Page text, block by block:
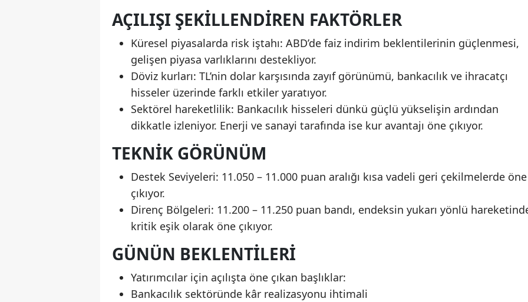
AÇILIŞI ŞEKILLENDIREN FAKTÖRLER
Küresel piyasalarda risk iştahı: ABD’de faiz indirim beklentilerinin güçlenmesi,
gelişen piyasa varlıklarını destekliyor.
Döviz kurları: TL’nin dolar karşısında zayıf görünümü, bankacılık ve ihracatçı
hisseler üzerinde farklı etkiler yaratıyor.
Sektörel hareketlilik: Bankacılık hisseleri dünkü güçlü yükselişin ardından
dikkatle izleniyor. Enerji ve sanayi tarafında ise kur avantajı öne çıkıyor.
TEKNIK GÖRÜNÜM
Destek Seviyeleri: 11.050 – 11.000 puan aralığı kısa vadeli geri çekilmelerde öne
çıkıyor.
Direnç Bölgeleri: 11.200 – 11.250 puan bandı, endeksin yukarı yönlü
kritik eşik olarak öne çıkıyor.
GÜNÜN BEKLENTILERI
Yatırımcılar için açılışta öne çıkan başlıklar:
Bankacılık sektöründe kâr realizasyonu ihtimali